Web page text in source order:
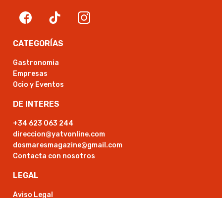
CATEGORÍAS
Gastronomia
Empresas
Ocio y Eventos
DE INTERES
+34 623 063 244
direccion@yatvonline.com
dosmaresmagazine@gmail.com
Contacta con nosotros
LEGAL
Aviso Legal